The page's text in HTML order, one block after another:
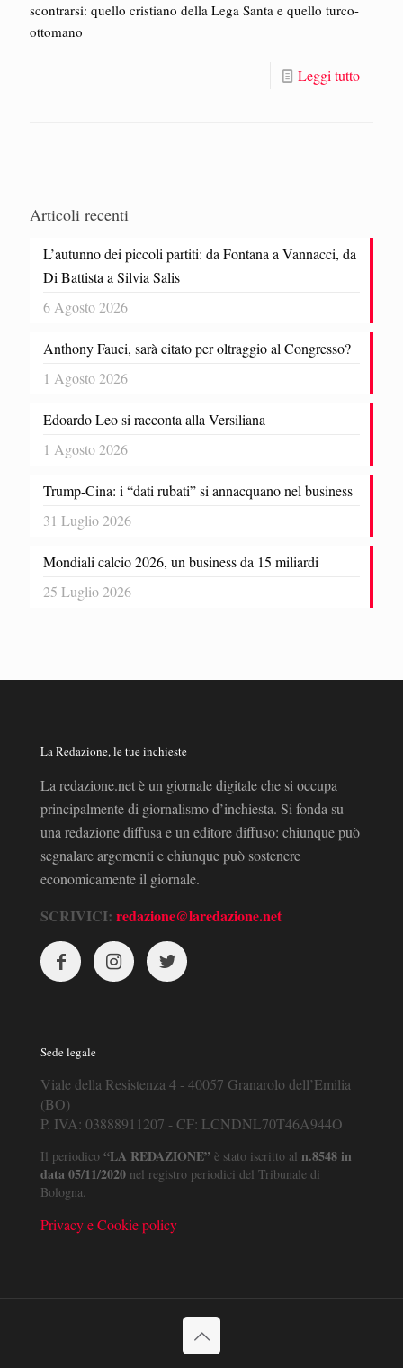
scontrarsi: quello cristiano della Lega Santa e quello turco-
ottomano
Leggi tutto
Articoli recenti
L’autunno dei piccoli partiti: da Fontana a Vannacci, da
Di Battista a Silvia Salis
6 Agosto 2026
Anthony Fauci, sarà citato per oltraggio al Congresso?
1 Agosto 2026
Edoardo Leo si racconta alla Versiliana
1 Agosto 2026
Trump-Cina: i “dati rubati” si annacquano nel business
31 Luglio 2026
Mondiali calcio 2026, un business da 15 miliardi
25 Luglio 2026
La Redazione, le tue inchieste
La redazione.net è un giornale digitale che si occupa
principalmente di giornalismo d’inchiesta. Si fonda su
una redazione diffusa e un editore diffuso: chiunque può
segnalare argomenti e chiunque può sostenere
economicamente il giornale.
SCRIVICI: redazione@laredazione.net
Sede legale
Viale della Resistenza 4 - 40057 Granarolo dell’Emilia
(BO)
P. IVA: 03888911207 - CF: LCNDNL70T46A944O
Il periodico “LA REDAZIONE” è stato iscritto al n.8548 in
data 05/11/2020 nel registro periodici del Tribunale di
Bologna.
Privacy e Cookie policy